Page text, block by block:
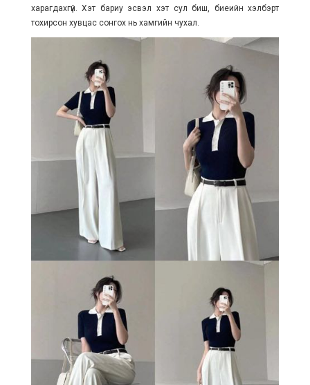
харагдахгүй. Хэт бариу эсвэл хэт сул биш, биеийн хэлбэрт
тохирсон хувцас сонгох нь хамгийн чухал.